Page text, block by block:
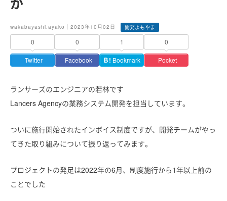
wakabayashi.ayako｜2023年10月02日 開発よもやま
0
Twitter
0
Facebook
1
Ｂ! Bookmark
0
Pocket
ランサーズのエンジニアの若林です
Lancers Agencyの業務システム開発を担当しています。
ついに施行開始されたインボイス制度ですが、開発チームがやっ
てきた取り組みについて振り返ってみます。
プロジェクトの発足は2022年の6月、制度施行から1年以上前の
ことでした